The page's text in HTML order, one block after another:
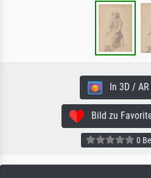
In 3D /
Bild zu
0